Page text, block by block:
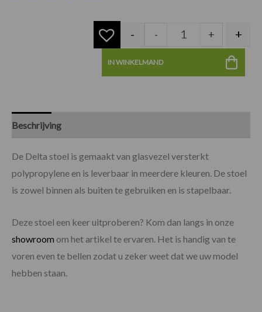
- - + +
IN WINKELMAND
Beschrijving
De Delta stoel is gemaakt van glasvezel versterkt
polypropylene en is leverbaar in meerdere kleuren. De stoel
is zowel binnen als buiten te gebruiken en is stapelbaar.
Deze stoel een keer uitproberen? Kom dan langs in onze
showroom om het artikel te ervaren. Het is handig van te
voren even te bellen zodat u zeker weet dat we uw model
hebben staan.